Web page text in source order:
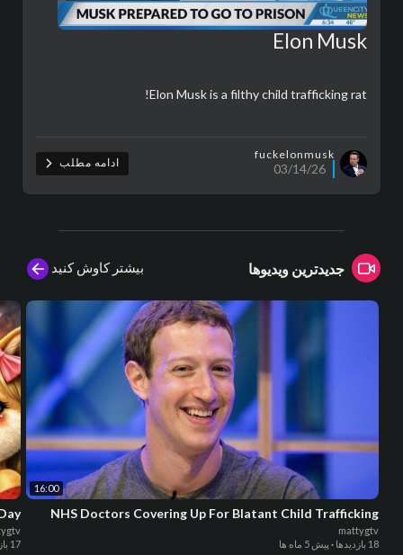
Elon Musk
Elon Musk is a filthy child trafficking rat!
fuckelonmusk
03/14/26 ادامه مطلب
جدیدترین ویدیوها بیشتر کاوش کنید
17 بازدیدها
16:00
NHS Doctors Covering Up For Blatant Child Trafficking
mattygtv
18 بازدیدها
· پیش 5 ماه ها